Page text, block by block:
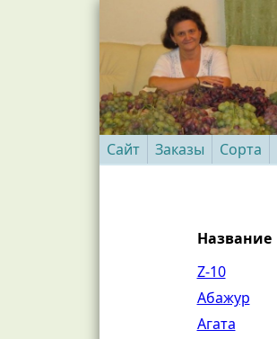
Сайт Заказы Сорта
Название
Z-10
Абажур
Агата